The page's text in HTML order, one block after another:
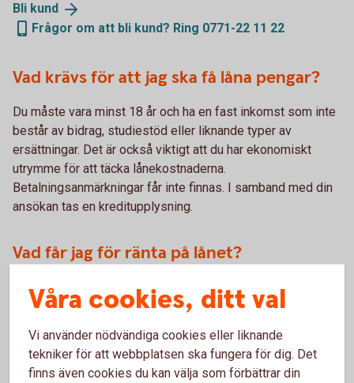
Bli kund
Frågor om att bli kund? Ring 0771-22 11 22
Vad krävs för att jag ska få låna pengar?
Du måste vara minst 18 år och ha en fast inkomst som inte
består av bidrag, studiestöd eller liknande typer av
ersättningar. Det är också viktigt att du har ekonomiskt
utrymme för att täcka lånekostnaderna.
Betalningsanmärkningar får inte finnas. I samband med din
ansökan tas en kreditupplysning.
Vad får jag för ränta på lånet?
Räntan är rörlig och mellan 5,95 - 16,09 % (senaste
ränteändring 2025-10-03) och sätts individuellt efter dina
När får jag mina pengar?
Våra cookies, ditt val
Vi använder nödvändiga cookies eller liknande
tekniker för att webbplatsen ska fungera för dig. Det
finns även cookies du kan välja som förbättrar din